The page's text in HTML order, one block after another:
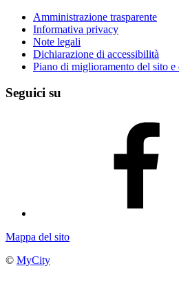
Amministrazione trasparente
Informativa privacy
Note legali
Dichiarazione di accessibilità
Piano di miglioramento del sito e
Seguici su
Mappa del sito
© MyCity